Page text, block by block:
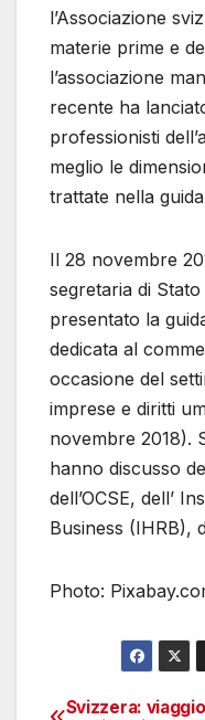
l’Associazione
materie prime e
l’associazione
recente ha
professionisti
meglio le
trattate nella
Il 28 novembre
segretaria di
presentato la
dedicata al
occasione del
imprese e diritti
novembre 2018).
hanno discusso
dell’OCSE, dell’
Business (IHRB),
Photo:
Svizzera: viaggio